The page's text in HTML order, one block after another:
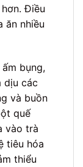
Điều
ăn nhiều
bụng,
dịu các
và buồn
quế
vào trà
tiêu hóa
thiểu